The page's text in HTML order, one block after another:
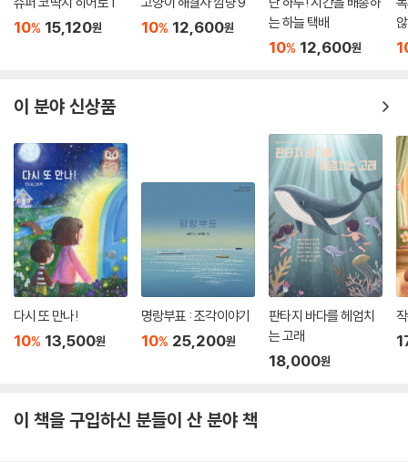
위험을 알려 주려 하지만, 나가의 드래곤 마스터들은 낯선 침입자의 말을
듣지 않는다. 그때, 강력한 충격과 함께 말드레드가 나타났다! 가장 강력한
어둠의 마법사 말드레드는 세 마리의 드래곤과 다섯 명의 드래곤 마스터를
마법사를 막을 수 있을까? 위험에 빠진 이 세상을 구할 수 있을까? 마법과
우정의 힘이 빛나는 대결이 펼쳐진다!
10% 15,120원 10% 12,600원
는 하늘 택배
10% 12,600원
이 분야 신상품
다시 또 만나!
10% 13,500원
명랑부표 : 조각이야기
10% 25,200원
판타지 바다를 헤엄치
는 고래
18,000원
이 책을 구입하신 분들이 산 분야 책